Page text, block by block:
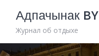
content
Адпачынак BY
Журнал об отдыхе